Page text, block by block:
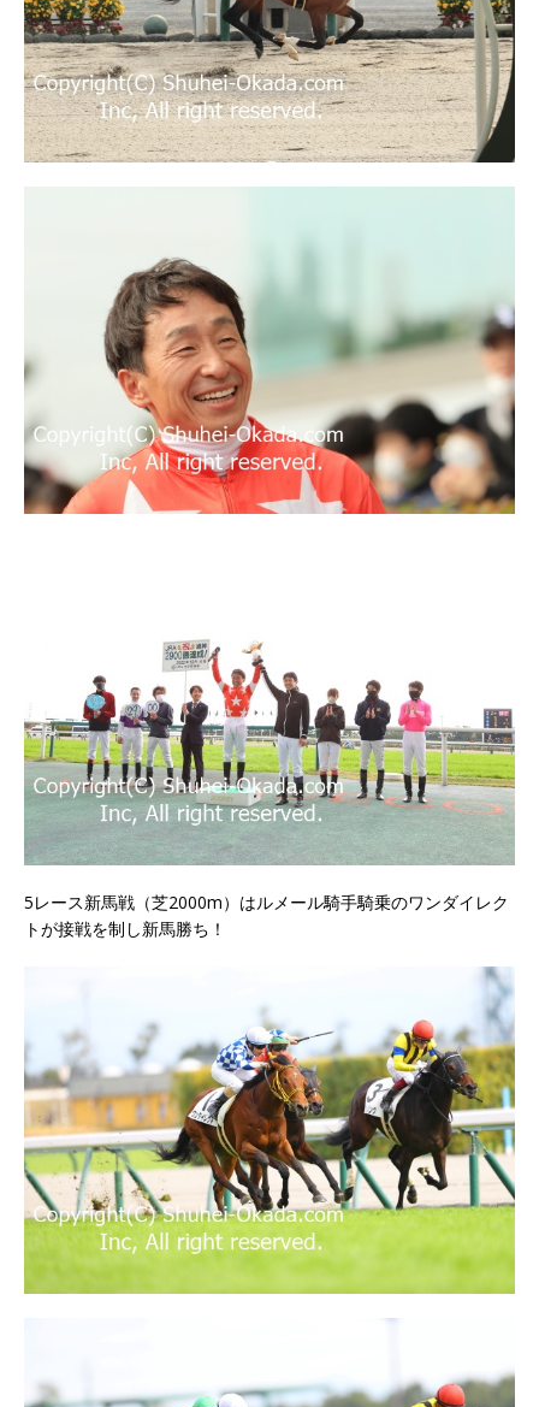
5レース新馬戦（芝2000m）はルメール騎手騎乗のワンダイレク
トが接戦を制し新馬勝ち！